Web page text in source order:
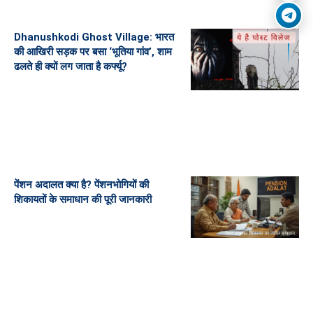
Dhanushkodi Ghost Village: भारत
की आखिरी सड़क पर बसा ‘भूतिया गांव’, शाम
ढलते ही क्यों लग जाता है कर्फ्यू?
पेंशन अदालत क्या है? पेंशनभोगियों की
शिकायतों के समाधान की पूरी जानकारी